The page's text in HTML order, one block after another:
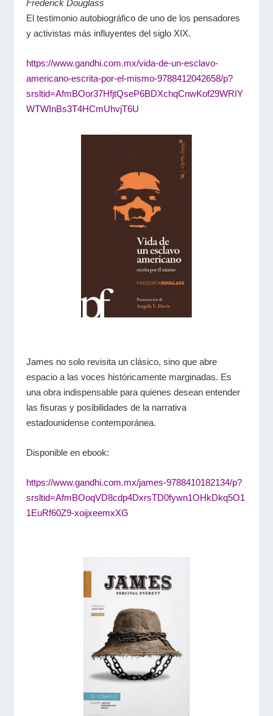
Frederick Douglass
El testimonio autobiográfico de uno de los pensadores
y activistas más influyentes del siglo XIX.
https://www.gandhi.com.mx/vida-de-un-esclavo-
americano-escrita-por-el-mismo-9788412042658/p?
srsltid=AfmBOor37HfjtQseP6BDXchqCnwKof29WRIY
WTWInBs3T4HCmUhvjT6U
James no solo revisita un clásico, sino que abre
espacio a las voces históricamente marginadas. Es
una obra indispensable para quienes desean entender
las fisuras y posibilidades de la narrativa
estadounidense contemporánea.
Disponible en ebook:
https://www.gandhi.com.mx/james-9788410182134/p?
srsltid=AfmBOoqVD8cdp4DxrsTD0fywn1OHkDkq5O1
1EuRf60Z9-xoijxeemxXG